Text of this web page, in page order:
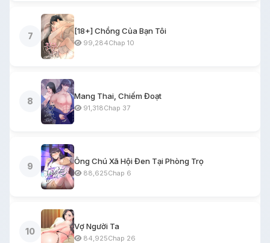
7
[18+] Chồng Của Bạn Tôi
99,284Chap 10
8
Mang Thai, Chiếm Đoạt
91,318Chap 37
9
Ông Chú Xã Hội Đen Tại Phòng Trọ
88,625Chap 6
10
Vợ Người Ta
84,925Chap 26